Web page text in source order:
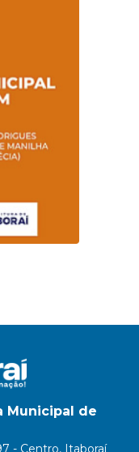
Municipal de
- Centro, Itaboraí